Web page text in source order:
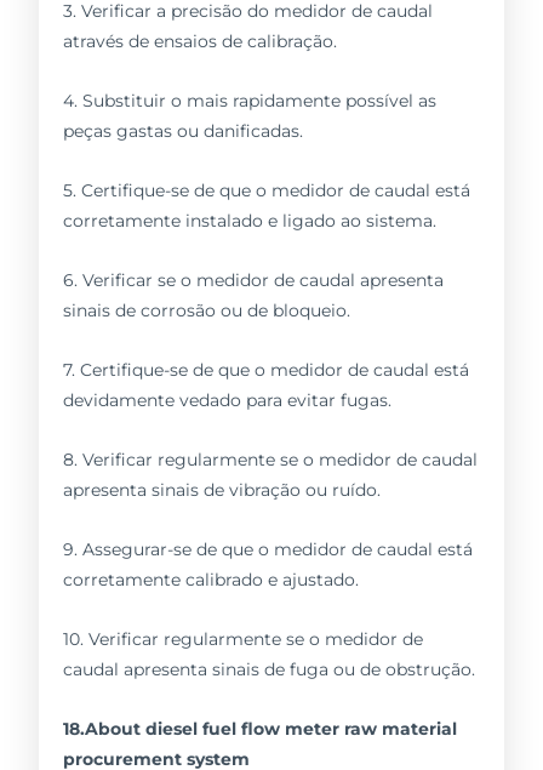
3. Verificar a precisão do medidor de caudal
através de ensaios de calibração.
4. Substituir o mais rapidamente possível as
peças gastas ou danificadas.
5. Certifique-se de que o medidor de caudal está
corretamente instalado e ligado ao sistema.
6. Verificar se o medidor de caudal apresenta
sinais de corrosão ou de bloqueio.
7. Certifique-se de que o medidor de caudal está
devidamente vedado para evitar fugas.
8. Verificar regularmente se o medidor de caudal
apresenta sinais de vibração ou ruído.
9. Assegurar-se de que o medidor de caudal está
corretamente calibrado e ajustado.
10. Verificar regularmente se o medidor de
caudal apresenta sinais de fuga ou de obstrução.
18.About diesel fuel flow meter raw material
procurement system